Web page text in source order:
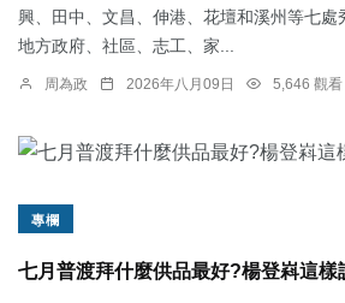
興、田中、文昌、伸港、花壇和溪州等七處
地方政府、社區、志工、家...
周為政 2026年八月09日 5,646 觀看
專欄
七月普渡拜什麼供品最好?楊登嵙這樣